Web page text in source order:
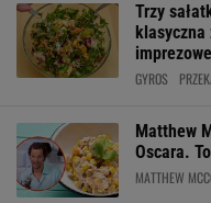
Trzy
GYROS
Matthew
Oscara.
MATTHEW